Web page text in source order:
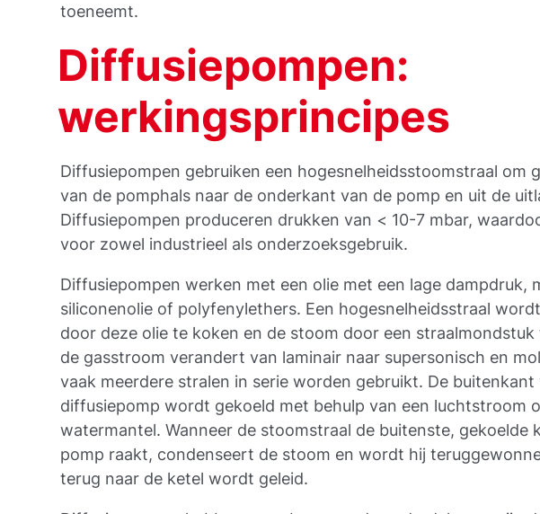
toeneemt.
Diffusiepompen:
werkingsprincipes
Diffusiepompen gebruiken een hogesnelheidsstoomstraal om
van de pomphals naar de onderkant van de pomp en uit de
Diffusiepompen produceren drukken van < 10-7 mbar,
voor zowel industrieel als onderzoeksgebruik.
Diffusiepompen werken met een olie met een lage dampdruk,
siliconenolie of polyfenylethers. Een hogesnelheidsstraal
door deze olie te koken en de stoom door een straalmondstuk
de gasstroom verandert van laminair naar supersonisch en
vaak meerdere stralen in serie worden gebruikt. De buitenkant
diffusiepomp wordt gekoeld met behulp van een luchtstroom
watermantel. Wanneer de stoomstraal de buitenste, gekoelde
pomp raakt, condenseert de stoom en wordt hij
terug naar de ketel wordt geleid.